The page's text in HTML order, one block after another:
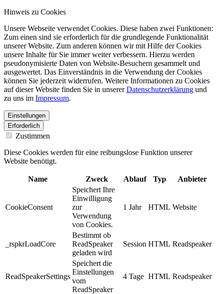
Hinweis zu Cookies
Unsere Webseite verwendet Cookies. Diese haben zwei Funktionen:
Zum einen sind sie erforderlich für die grundlegende Funktionalität
unserer Website. Zum anderen können wir mit Hilfe der Cookies
unsere Inhalte für Sie immer weiter verbessern. Hierzu werden
pseudonymisierte Daten von Website-Besuchern gesammelt und
ausgewertet. Das Einverständnis in die Verwendung der Cookies
können Sie jederzeit widerrufen. Weitere Informationen zu Cookies
auf dieser Website finden Sie in unsererDatenschutzerklärung und
zu uns im Impressum.
Einstellungen
Erforderlich
Zustimmen
Diese Cookies werden für eine reibungslose Funktion unserer
Website benötigt.
Name Zweck Ablauf Typ Anbieter
CookieConsent
Speichert Ihre
Einwilligung
zur
Verwendung
von Cookies.
1 Jahr HTML Website
_rspkrLoadCore
Bestimmt ob
ReadSpeaker
geladen wird
Session HTML Readspeaker
ReadSpeakerSettings
Speichert die
Einstellungen
vom
ReadSpeaker
4 Tage HTML Readspeaker